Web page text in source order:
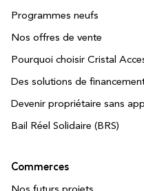
Programmes neufs
Nos offres de vente
Pourquoi choisir Cristal
Des solutions de
Devenir propriétaire sans
Bail Réel Solidaire (BRS)
Commerces